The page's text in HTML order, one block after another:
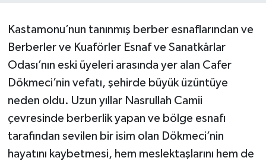
Kastamonu’nun tanınmış berber esnaflarından ve
Berberler ve Kuaförler Esnaf ve Sanatkârlar
Odası’nın eski üyeleri arasında yer alan Cafer
Dökmeci’nin vefatı, şehirde büyük üzüntüye
neden oldu. Uzun yıllar Nasrullah Camii
çevresinde berberlik yapan ve bölge esnafı
tarafından sevilen bir isim olan Dökmeci’nin
hayatını kaybetmesi, hem meslektaşlarını hem de
Merkez Haberleri
Pınarbaşı Haberleri
Şenpazar Haberleri
Seydiler Haberleri